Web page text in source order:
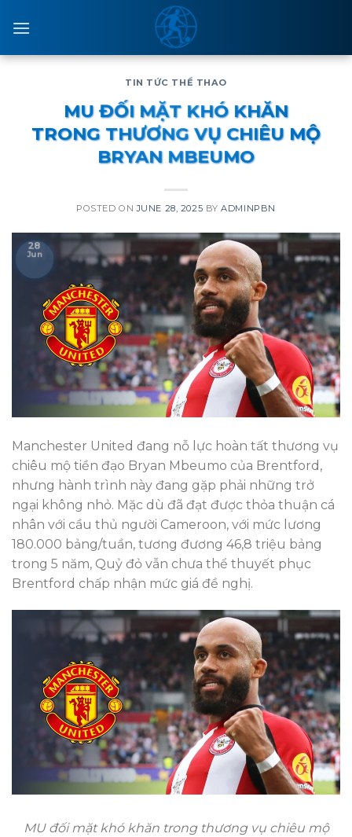
TIN TỨC THỂ THAO
MU ĐỐI MẶT KHÓ KHĂN
TRONG THƯƠNG VỤ CHIÊU MỘ
BRYAN MBEUMO
POSTED ONJUNE 28, 2025 BYADMINPBN
28
Jun
Manchester United đang nỗ lực hoàn tất thương vụ
chiêu mộ tiền đạo Bryan Mbeumo của Brentford,
nhưng hành trình này đang gặp phải những trở
ngại không nhỏ. Mặc dù đã đạt được thỏa thuận cá
nhân với cầu thủ người Cameroon, với mức lương
180.000 bảng/tuần, tương đương 46,8 triệu bảng
trong 5 năm, Quỷ đỏ vẫn chưa thể thuyết phục
Brentford chấp nhận mức giá đề nghị.
MU đối mặt khó khăn trong thương vụ chiêu mộ